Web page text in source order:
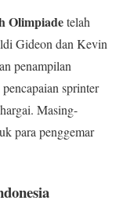
Olimpiadetelah
Gideon dan Kevin
penampilan
sprinter
Masing-
para penggemar